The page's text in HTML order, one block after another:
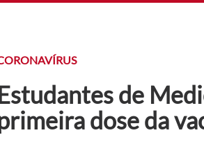
de
dose da